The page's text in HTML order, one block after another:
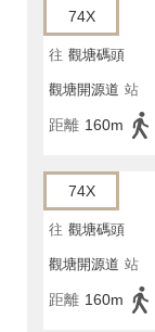
74X
往 觀塘碼頭
觀塘開源道 站
距離 160m
74X
往 觀塘碼頭
觀塘開源道 站
距離 160m